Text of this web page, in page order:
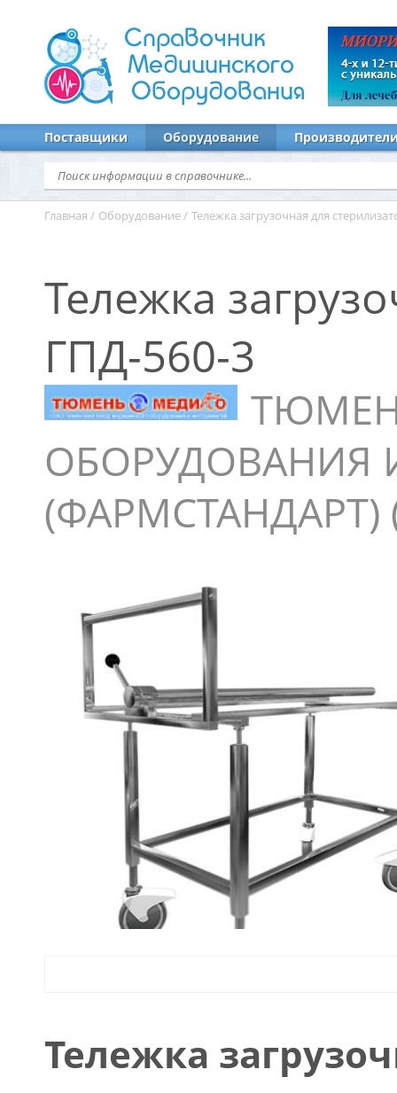
Справочник
Медицинского
Оборудования
Поставщики Оборудование
Главная / Оборудование / Тележка загрузочная для
Тележка
ГПД-560-3
ОБОРУДОВАНИЯ
(ФАРМСТАНДАРТ)
Тележка